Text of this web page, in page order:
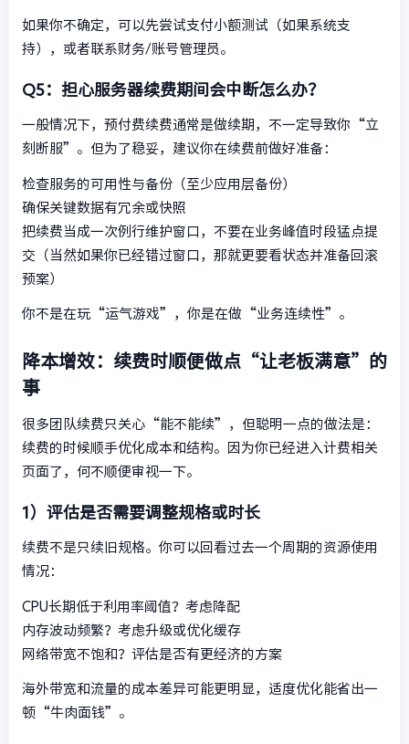
如果你不确定，可以先尝试支付小额测试（如果系统支
持），或者联系财务/账号管理员。
Q5：担心服务器续费期间会中断怎么办？
一般情况下，预付费续费通常是做续期，不一定导致你“立
刻断服”。但为了稳妥，建议你在续费前做好准备：
检查服务的可用性与备份（至少应用层备份）
确保关键数据有冗余或快照
把续费当成一次例行维护窗口，不要在业务峰值时段猛点提
交（当然如果你已经错过窗口，那就更要看状态并准备回滚
预案）
你不是在玩“运气游戏”，你是在做“业务连续性”。
降本增效：续费时顺便做点“让老板满意”的
事
很多团队续费只关心“能不能续”，但聪明一点的做法是：
续费的时候顺手优化成本和结构。因为你已经进入计费相关
页面了，何不顺便审视一下。
1）评估是否需要调整规格或时长
续费不是只续旧规格。你可以回看过去一个周期的资源使用
情况：
CPU长期低于利用率阈值？考虑降配
内存波动频繁？考虑升级或优化缓存
网络带宽不饱和？评估是否有更经济的方案
海外带宽和流量的成本差异可能更明显，适度优化能省出一
顿“牛肉面钱”。